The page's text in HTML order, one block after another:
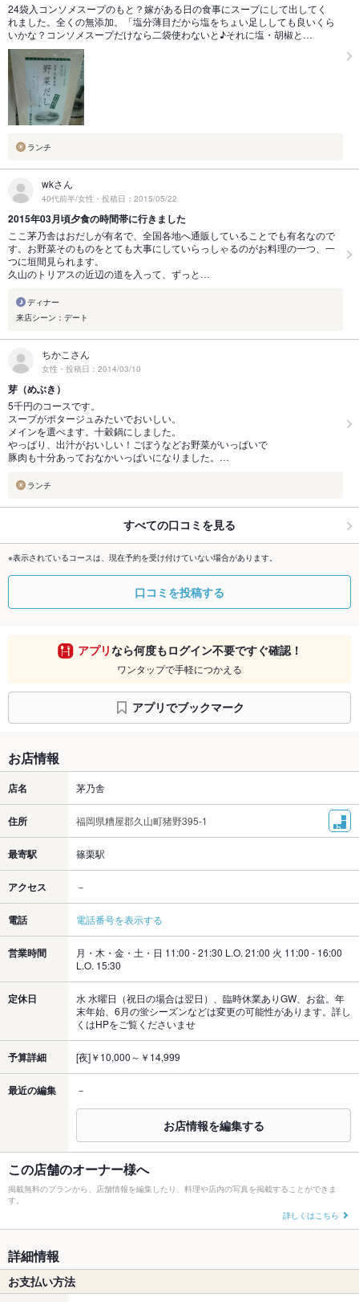
24袋入コンソメスープのもと？嫁がある日の食事にスープにして出してく
れました。全くの無添加。「塩分薄目だから塩をちょい足ししても良いくら
いかな？コンソメスープだけなら二袋使わないと♪それに塩・胡椒と…
ランチ
wkさん
40代前半/女性・投稿日：2015/05/22
2015年03月頃夕食の時間帯に行きました
ここ茅乃舎はおだしが有名で、全国各地へ通販していることでも有名なので
す。お野菜そのものをとても大事にしていらっしゃるのがお料理の一つ、一
つに垣間見られます。
久山のトリアスの近辺の道を入って、ずっと…
ディナー
来店シーン：デート
ちかこさん
女性・投稿日：2014/03/10
芽（めぶき）
5千円のコースです。
スープがポタージュみたいでおいしい。
メインを選べます。十穀鍋にしました。
やっぱり、出汁がおいしい！ごぼうなどお野菜がいっぱいで
豚肉も十分あっておなかいっぱいになりました。…
ランチ
すべての口コミを見る
※表示されているコースは、現在予約を受け付けていない場合があります。
口コミを投稿する
アプリなら何度もログイン不要ですぐ確認！
ワンタップで手軽につかえる
アプリでブックマーク
お店情報
店名 茅乃舎
住所 福岡県糟屋郡久山町猪野395-1
最寄駅 篠栗駅
アクセス －
電話 電話番号を表示する
営業時間
月・木・金・土・日 11:00 - 21:30 L.O. 21:00 火 11:00 - 16:00
L.O. 15:30
定休日
水 水曜日（祝日の場合は翌日）、臨時休業ありGW、お盆。年
末年始、6月の蛍シーズンなどは変更の可能性があります。詳し
くはHPをご覧くださいませ
予算詳細 [夜]￥10,000～￥14,999
最近の編集 －
お店情報を編集する
この店舗のオーナー様へ
掲載無料のプランから、店舗情報を編集したり、料理や店内の写真を掲載することができま
す。
詳しくはこちら
詳細情報
お支払い方法